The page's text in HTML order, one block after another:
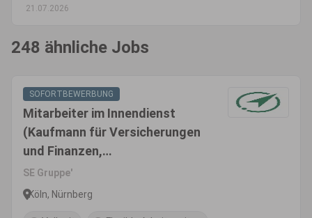
21.07.2026
248 ähnliche Jobs
SOFORTBEWERBUNG
Mitarbeiter im Innendienst
(Kaufmann für Versicherungen
und Finanzen,
Versicherungsfachmann, o.Ä.)
(m/w/d)
SE Gruppe'
Köln, Nürnberg